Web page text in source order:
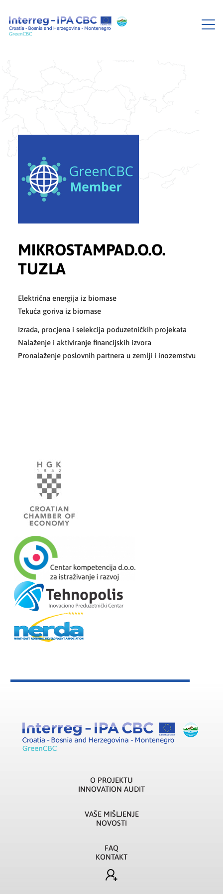
MIKROSTAMPAD.O.O.
TUZLA
Električna energija iz biomase
Tekuća goriva iz biomase
Izrada, procjena i selekcija poduzetničkih projekata
Nalaženje i aktiviranje financijskih izvora
Pronalaženje poslovnih partnera u zemlji i inozemstvu
O PROJEKTU
INNOVATION AUDIT
VAŠE MIŠLJENJE
NOVOSTI
FAQ
KONTAKT